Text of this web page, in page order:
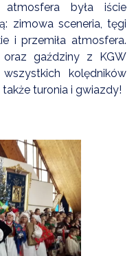
(CEEB)
atmosfera była iście
zimowa sceneria, tęgi
i przemiła atmosfera.
oraz gaździny z KGW
kolędników
turonia i gwiazdy!